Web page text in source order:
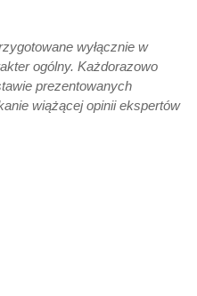
wyłącznie w
ogólny. Każdorazowo
prezentowanych
wiążącej opinii ekspertów